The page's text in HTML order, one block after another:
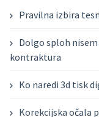
Pravilna izbira
Dolgo sploh
kontraktura
Ko naredi 3d tisk
Korekcijska očala